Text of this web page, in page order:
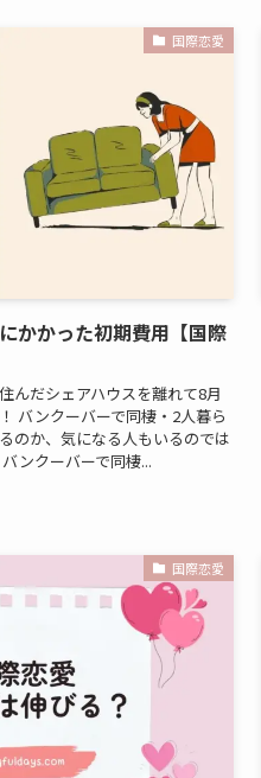
国際恋愛
かかった初期費用【国際
んだシェアハウスを離れて8月
バンクーバーで同棲・2人暮ら
のか、気になる人もいるのでは
ンクーバーで同棲...
国際恋愛